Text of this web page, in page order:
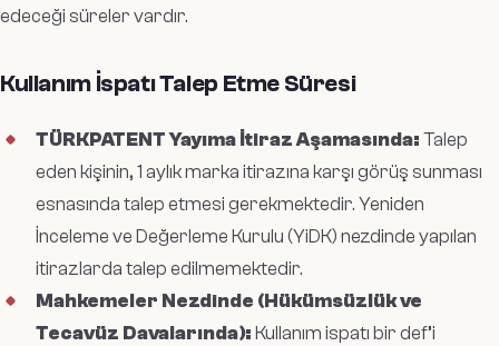
edeceği süreler vardır.
Kullanım İspatı Talep Etme Süresi
TÜRKPATENT Yayıma İtiraz Aşamasında: Talep
eden kişinin, 1 aylık marka itirazına karşı görüş sunması
esnasında talep etmesi gerekmektedir. Yeniden
İnceleme ve Değerleme Kurulu (YiDK) nezdinde yapılan
itirazlarda talep edilmemektedir.
Mahkemeler Nezdinde (Hükümsüzlük ve
Tecavüz Davalarında): Kullanım ispatı bir def’i